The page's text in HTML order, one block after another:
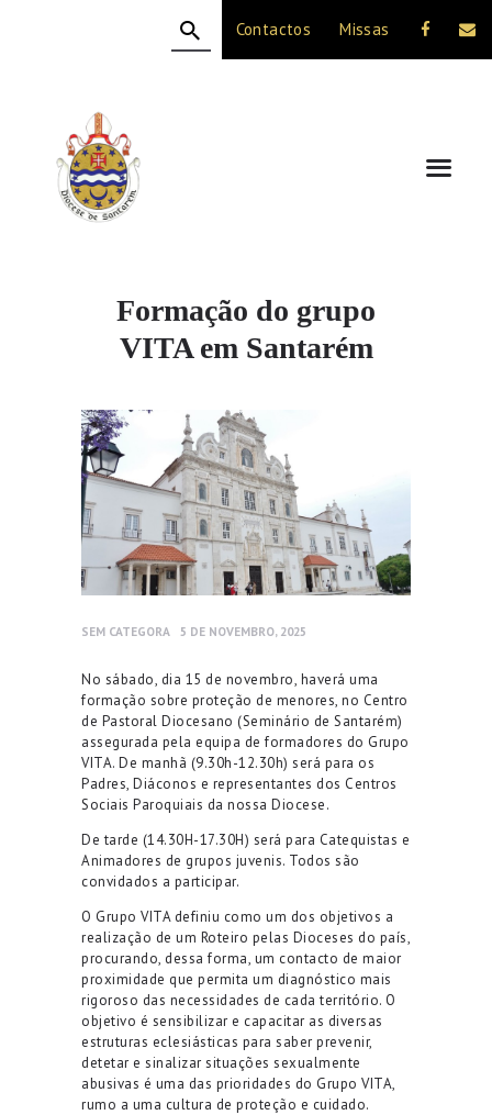
Contactos Missas
Formação do grupo
VITA em Santarém
A DIOCESE
CELEBRAÇÃO
VIDA CRISTÃ
NOTÍCIAS
SEM CATEGORA 5 DE NOVEMBRO, 2025
No sábado, dia 15 de novembro, haverá uma
formação sobre proteção de menores, no Centro
de Pastoral Diocesano (Seminário de Santarém)
assegurada pela equipa de formadores do Grupo
VITA. De manhã (9.30h-12.30h) será para os
Padres, Diáconos e representantes dos Centros
Sociais Paroquiais da nossa Diocese.
De tarde (14.30H-17.30H) será para Catequistas e
Animadores de grupos juvenis. Todos são
convidados a participar.
O Grupo VITA definiu como um dos objetivos a
realização de um Roteiro pelas Dioceses do país,
procurando, dessa forma, um contacto de maior
proximidade que permita um diagnóstico mais
rigoroso das necessidades de cada território. O
objetivo é sensibilizar e capacitar as diversas
estruturas eclesiásticas para saber prevenir,
detetar e sinalizar situações sexualmente
abusivas é uma das prioridades do Grupo VITA,
rumo a uma cultura de proteção e cuidado.